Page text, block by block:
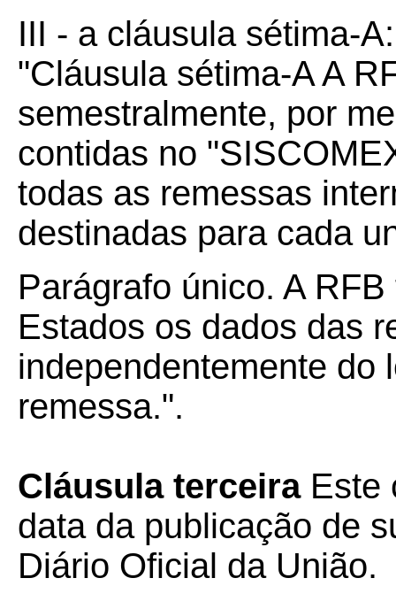
III - a cláusula sétima-A:
"Cláusula sétima-A A
semestralmente, por
contidas no
todas as remessas
destinadas para cada
Parágrafo único. A
Estados os dados das
independentemente do
remessa.".
Cláusula terceiraEste
data da publicação de
Diário Oficial da União.